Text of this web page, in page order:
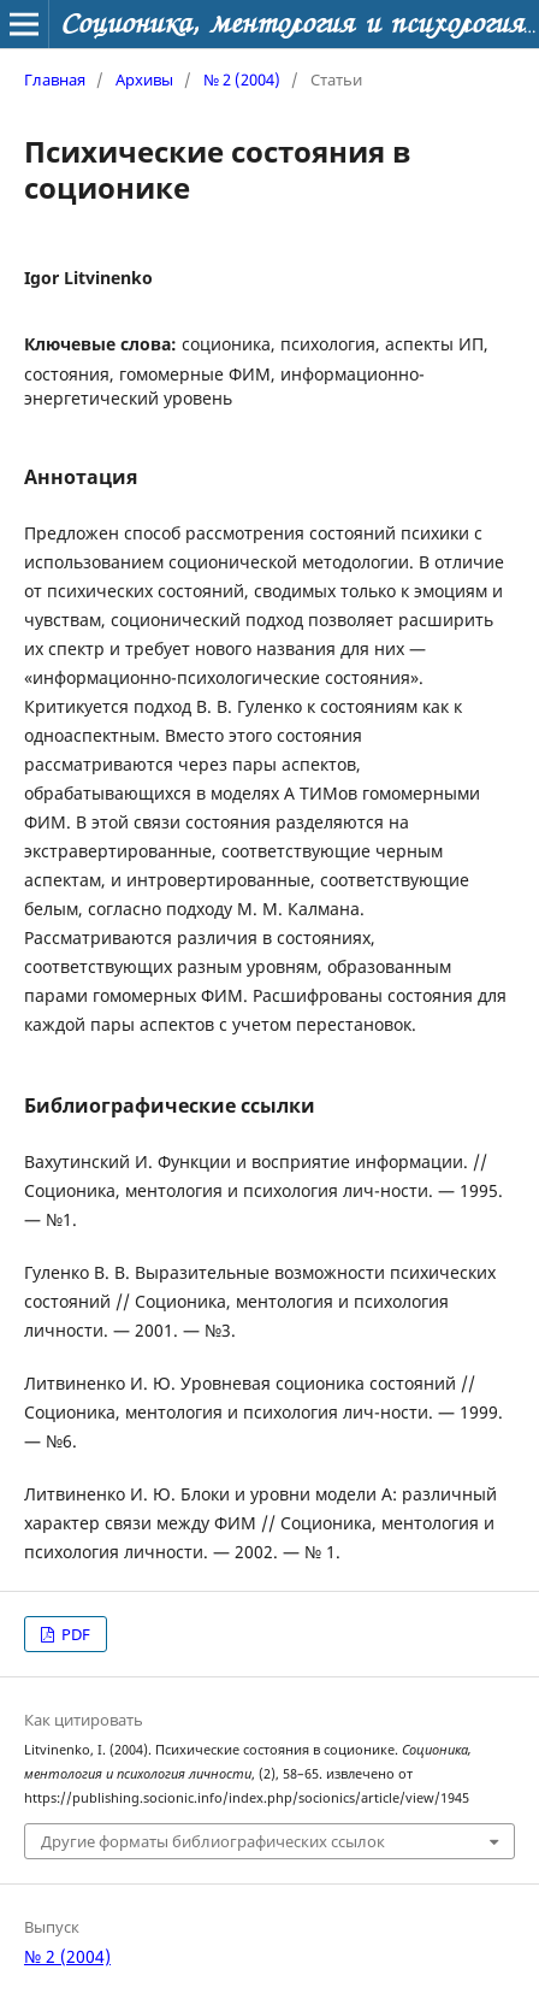
Соционика, ментология и психология личности
Главная / Архивы / № 2 (2004) / Статьи
Психические состояния в
соционике
Igor Litvinenko
Ключевые слова: соционика, психология, аспекты ИП,
состояния, гомомерные ФИМ, информационно-
энергетический уровень
Аннотация
Предложен способ рассмотрения состояний психики с
использованием соционической методологии. В отличие
от психических состояний, сводимых только к эмоциям и
чувствам, соционический подход позволяет расширить
их спектр и требует нового названия для них —
«информационно-психологические состояния».
Критикуется подход В. В. Гуленко к состояниям как к
одноаспектным. Вместо этого состояния
рассматриваются через пары аспектов,
обрабатывающихся в моделях А ТИМов гомомерными
ФИМ. В этой связи состояния разделяются на
экстравертированные, соответствующие черным
аспектам, и интровертированные, соответствующие
белым, согласно подходу М. М. Калмана.
Рассматриваются различия в состояниях,
соответствующих разным уровням, образованным
парами гомомерных ФИМ. Расшифрованы состояния для
каждой пары аспектов с учетом перестановок.
Библиографические ссылки
Вахутинский И. Функции и восприятие информации. //
Соционика, ментология и психология лич-ности. — 1995.
— №1.
Гуленко В. В. Выразительные возможности психических
состояний // Соционика, ментология и психология
личности. — 2001. — №3.
Литвиненко И. Ю. Уровневая соционика состояний //
Соционика, ментология и психология лич-ности. — 1999.
— №6.
Литвиненко И. Ю. Блоки и уровни модели А: различный
характер связи между ФИМ // Соционика, ментология и
психология личности. — 2002. — № 1.
PDF
Как цитировать
Litvinenko, I. (2004). Психические состояния в соционике. Соционика,
ментология и психология личности, (2), 58–65. извлечено от
https://publishing.socionic.info/index.php/socionics/article/view/1945
Другие форматы библиографических ссылок
Выпуск
№ 2 (2004)